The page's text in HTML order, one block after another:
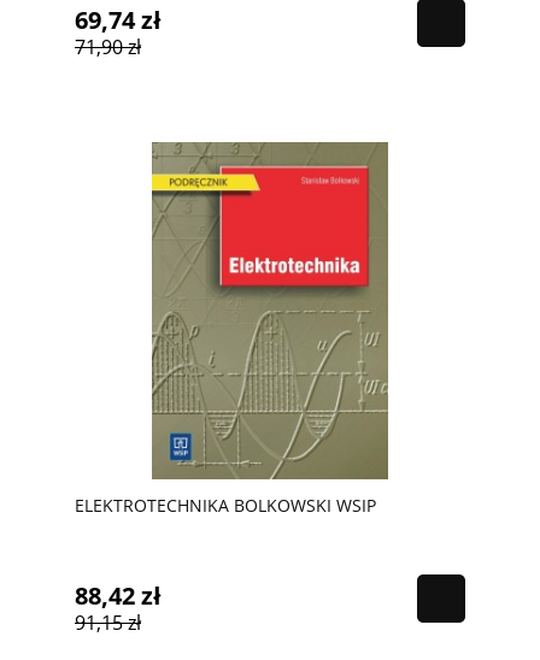
69,74 zł
71,90 zł
ELEKTROTECHNIKA BOLKOWSKI WSIP
88,42 zł
91,15 zł